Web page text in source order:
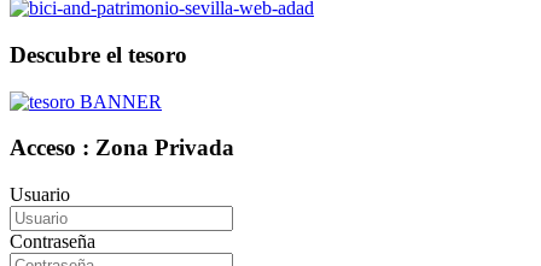
Descubre el tesoro
Acceso : Zona Privada
Usuario
Contraseña